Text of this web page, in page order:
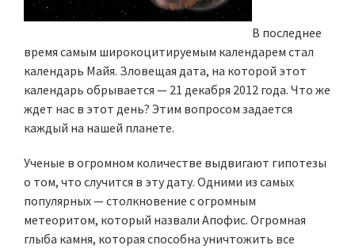
В последнее
время самым широкоцитируемым календарем стал
календарь Майя. Зловещая дата, на которой этот
календарь обрывается — 21 декабря 2012 года. Что же
ждет нас в этот день? Этим вопросом задается
каждый на нашей планете.
Ученые в огромном количестве выдвигают гипотезы
о том, что случится в эту дату. Одними из самых
популярных — столкновение с огромным
метеоритом, который назвали Апофис. Огромная
глыба камня, которая способна уничтожить все